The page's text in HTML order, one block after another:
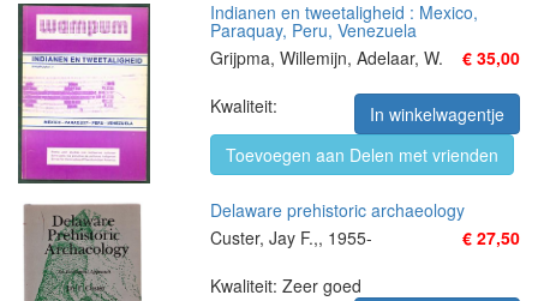
Indianen en tweetaligheid : Mexico,
Paraquay, Peru, Venezuela
Grijpma, Willemijn, Adelaar, W.
€ 35,00
Kwaliteit:
In winkelwagentje
Toevoegen aan Delen met vrienden
Delaware prehistoric archaeology
Custer, Jay F.,, 1955-
€ 27,50
Kwaliteit: Zeer goed